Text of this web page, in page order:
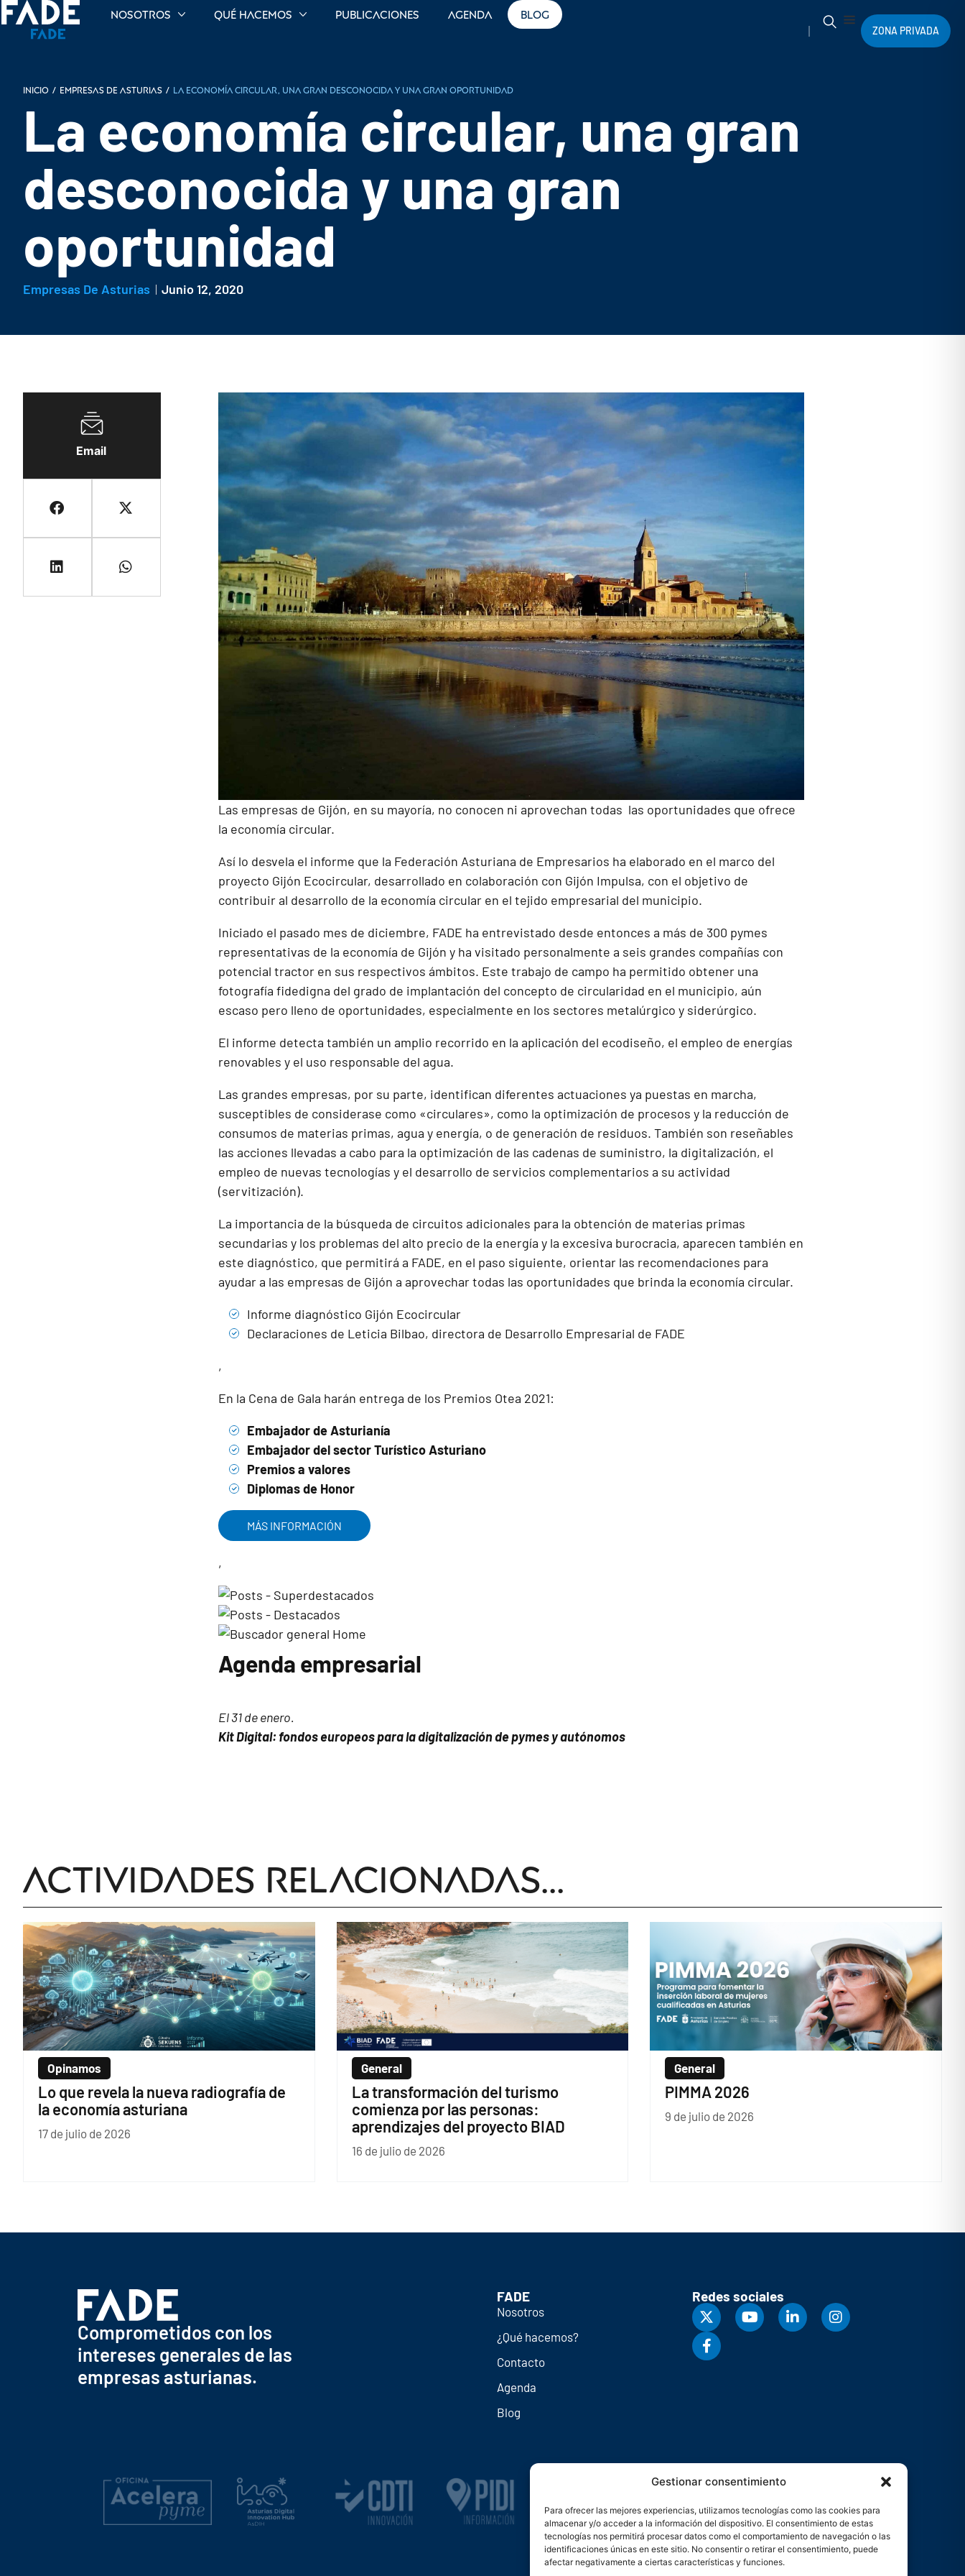
Gestionar consentimiento
Para ofrecer las mejores experiencias, utilizamos tecnologías como las cookies para
almacenar y/o acceder a la información del dispositivo. El consentimiento de estas
tecnologías nos permitirá procesar datos como el comportamiento de navegación o las
identificaciones únicas en este sitio. No consentir o retirar el consentimiento, puede
afectar negativamente a ciertas características y funciones.
Nosotros Qué hacemos Publicaciones Agenda Blog
ZONA PRIVADA
INICIO / Empresas de Asturias / La economía circular, una gran desconocida y una gran oportunidad
La economía circular, una gran
desconocida y una gran
oportunidad
Empresas De Asturias Junio 12, 2020
Email
Las empresas de Gijón, en su mayoría, no conocen ni aprovechan todas las oportunidades que ofrece
la economía circular.
Así lo desvela el informe que la Federación Asturiana de Empresarios ha elaborado en el marco del
proyecto Gijón Ecocircular, desarrollado en colaboración con Gijón Impulsa, con el objetivo de
contribuir al desarrollo de la economía circular en el tejido empresarial del municipio.
Iniciado el pasado mes de diciembre, FADE ha entrevistado desde entonces a más de 300 pymes
representativas de la economía de Gijón y ha visitado personalmente a seis grandes compañías con
potencial tractor en sus respectivos ámbitos. Este trabajo de campo ha permitido obtener una
fotografía fidedigna del grado de implantación del concepto de circularidad en el municipio, aún
escaso pero lleno de oportunidades, especialmente en los sectores metalúrgico y siderúrgico.
El informe detecta también un amplio recorrido en la aplicación del ecodiseño, el empleo de energías
renovables y el uso responsable del agua.
Las grandes empresas, por su parte, identifican diferentes actuaciones ya puestas en marcha,
susceptibles de considerase como «circulares», como la optimización de procesos y la reducción de
consumos de materias primas, agua y energía, o de generación de residuos. También son reseñables
las acciones llevadas a cabo para la optimización de las cadenas de suministro, la digitalización, el
empleo de nuevas tecnologías y el desarrollo de servicios complementarios a su actividad
(servitización).
La importancia de la búsqueda de circuitos adicionales para la obtención de materias primas
secundarias y los problemas del alto precio de la energía y la excesiva burocracia, aparecen también en
este diagnóstico, que permitirá a FADE, en el paso siguiente, orientar las recomendaciones para
ayudar a las empresas de Gijón a aprovechar todas las oportunidades que brinda la economía circular.
Informe diagnóstico Gijón Ecocircular
Declaraciones de Leticia Bilbao, directora de Desarrollo Empresarial de FADE
,
En la Cena de Gala harán entrega de los Premios Otea 2021:
Embajador de Asturianía
Embajador del sector Turístico Asturiano
Premios a valores
Diplomas de Honor
MÁS INFORMACIÓN
,
Agenda empresarial
El 31 de enero.
Kit Digital: fondos europeos para la digitalización de pymes y autónomos
Actividades relacionadas...
Opinamos
Lo que revela la nueva radiografía de
la economía asturiana
17 de julio de 2026
General
La transformación del turismo
comienza por las personas:
aprendizajes del proyecto BIAD
16 de julio de 2026
General
PIMMA 2026
9 de julio de 2026
Comprometidos con los
intereses generales de las
empresas asturianas.
FADE
Nosotros
¿Qué hacemos?
Contacto
Agenda
Blog
Redes sociales